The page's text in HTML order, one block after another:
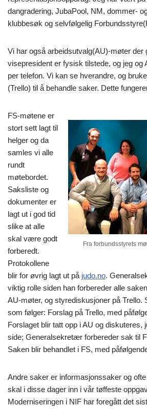
dangradering, JubaPool, NM, dommer-
klubbesøk og selvfølgelig
Vi har også arbeidsutvalg(AU)-møter
visepresident er fysisk tilstede, og jeg og
per telefon. Vi kan se hverandre, og
(Trello) til å behandle saker. Dette
Fra forbundsstyrets
FS-møtene er
stort sett lagt til
helger og da
samles vi alle
rundt
møtebordet.
Saksliste og
dokumenter er
lagt ut i god tid
slike at alle
skal være godt
forberedt.
Protokollene
blir for øvrig lagt ut på judo.no.
viktig rolle siden han forbereder alle
AU-møter, og styrediskusjoner på Trello.
som følger: Forslag på Trello, med
Forslaget blir tatt opp i AU og diskuteres,
side; Generalsekretær forbereder sak til
Saken blir behandlet i FS, med
Andre saker er informasjonssaker og
skal i disse dager inn i vår tøffeste
Moderniseringen i NIF har foregått det